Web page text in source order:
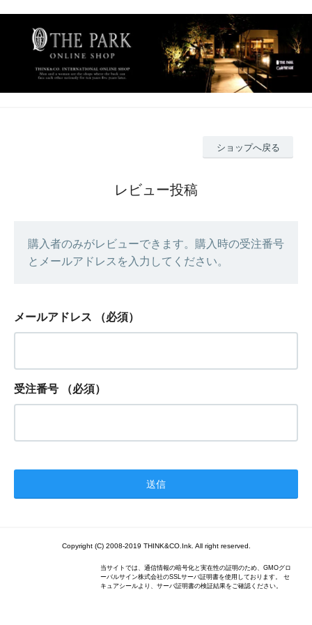
ショップへ戻る
レビュー投稿
購入者のみがレビューできます。購入時の受注番号
とメールアドレスを入力してください。
メールアドレス （必須）
受注番号 （必須）
Copyright (C) 2008-2019 THINK&CO.Ink. All right reserved.
当サイトでは、通信情報の暗号化と実在性の証明のため、GMOグロ
ーバルサイン株式会社のSSLサーバ証明書を使用しております。 セ
キュアシールより、サーバ証明書の検証結果をご確認ください。